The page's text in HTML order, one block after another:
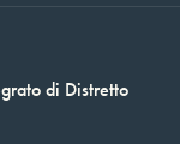
di Distretto